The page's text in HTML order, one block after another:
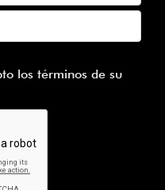
los términos de su